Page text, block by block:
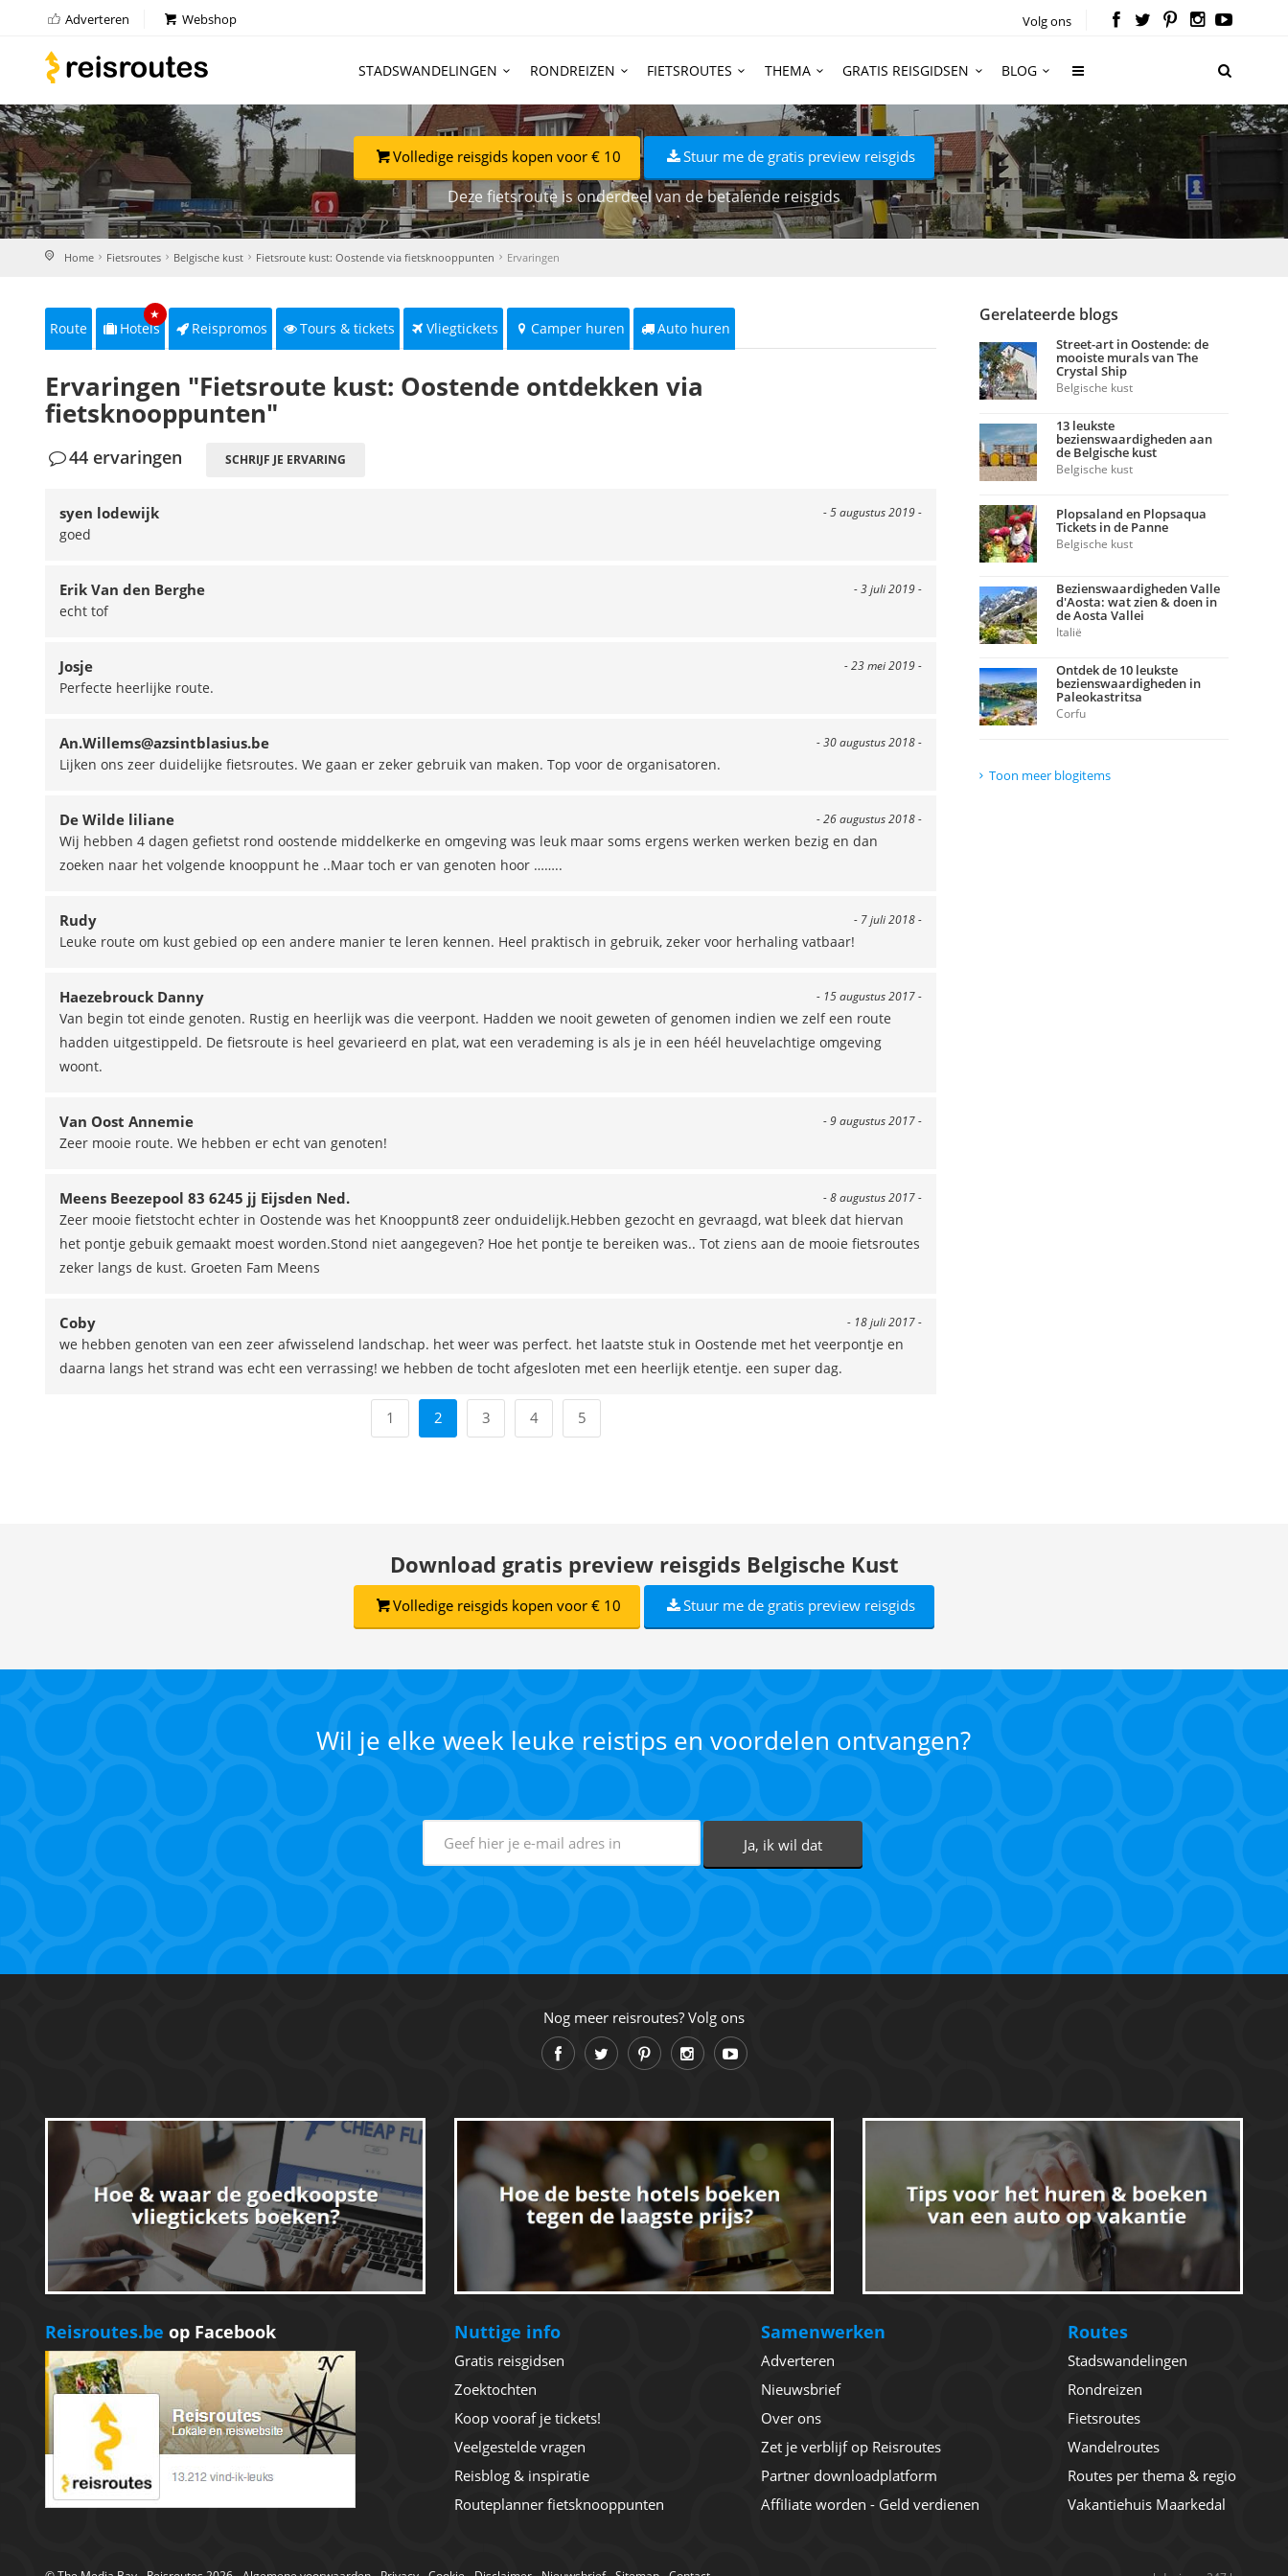
Adverteren Webshop Volg ons
STADSWANDELINGEN RONDREIZEN FIETSROUTES THEMA GRATIS REISGIDSEN BLOG
Volledige reisgids kopen voor € 10 Stuur me de gratis preview reisgids
Deze fietsroute is onderdeel van de betalende reisgids
Home Fietsroutes Belgische kust Fietsroute kust: Oostende via fietsknooppunten Ervaringen
Route Hotels
★
Reispromos Tours & tickets Vliegtickets Camper huren Auto huren
Ervaringen "Fietsroute kust: Oostende ontdekken via
fietsknooppunten"
44 ervaringen SCHRIJF JE ERVARING
- 5 augustus 2019 -
syen lodewijk
goed
- 3 juli 2019 -
Erik Van den Berghe
echt tof
- 23 mei 2019 -
Josje
Perfecte heerlijke route.
- 30 augustus 2018 -
An.Willems@azsintblasius.be
Lijken ons zeer duidelijke fietsroutes. We gaan er zeker gebruik van maken. Top voor de organisatoren.
- 26 augustus 2018 -
De Wilde liliane
Wij hebben 4 dagen gefietst rond oostende middelkerke en omgeving was leuk maar soms ergens werken werken bezig en dan
zoeken naar het volgende knooppunt he ..Maar toch er van genoten hoor ……..
- 7 juli 2018 -
Rudy
Leuke route om kust gebied op een andere manier te leren kennen. Heel praktisch in gebruik, zeker voor herhaling vatbaar!
- 15 augustus 2017 -
Haezebrouck Danny
Van begin tot einde genoten. Rustig en heerlijk was die veerpont. Hadden we nooit geweten of genomen indien we zelf een route
hadden uitgestippeld. De fietsroute is heel gevarieerd en plat, wat een verademing is als je in een héél heuvelachtige omgeving
woont.
- 9 augustus 2017 -
Van Oost Annemie
Zeer mooie route. We hebben er echt van genoten!
- 8 augustus 2017 -
Meens Beezepool 83 6245 jj Eijsden Ned.
Zeer mooie fietstocht echter in Oostende was het Knooppunt8 zeer onduidelijk.Hebben gezocht en gevraagd, wat bleek dat hiervan
het pontje gebuik gemaakt moest worden.Stond niet aangegeven? Hoe het pontje te bereiken was.. Tot ziens aan de mooie fietsroutes
zeker langs de kust. Groeten Fam Meens
- 18 juli 2017 -
Coby
we hebben genoten van een zeer afwisselend landschap. het weer was perfect. het laatste stuk in Oostende met het veerpontje en
daarna langs het strand was echt een verrassing! we hebben de tocht afgesloten met een heerlijk etentje. een super dag.
1 2 3 4 5
Gerelateerde blogs
Street-art in Oostende: de
mooiste murals van The
Crystal Ship
Belgische kust
13 leukste
bezienswaardigheden aan
de Belgische kust
Belgische kust
Plopsaland en Plopsaqua
Tickets in de Panne
Belgische kust
Bezienswaardigheden Valle
d'Aosta: wat zien & doen in
de Aosta Vallei
Italië
Ontdek de 10 leukste
bezienswaardigheden in
Paleokastritsa
Corfu
Toon meer blogitems
Download gratis preview reisgids Belgische Kust
Volledige reisgids kopen voor € 10 Stuur me de gratis preview reisgids
Wil je elke week leuke reistips en voordelen ontvangen?
Nog meer reisroutes? Volg ons
Reisroutes.be op Facebook Nuttige info
Gratis reisgidsen
Zoektochten
Koop vooraf je tickets!
Veelgestelde vragen
Reisblog & inspiratie
Routeplanner fietsknooppunten
Samenwerken
Adverteren
Nieuwsbrief
Over ons
Zet je verblijf op Reisroutes
Partner downloadplatform
Affiliate worden - Geld verdienen
Routes
Stadswandelingen
Rondreizen
Fietsroutes
Wandelroutes
Routes per thema & regio
Vakantiehuis Maarkedal